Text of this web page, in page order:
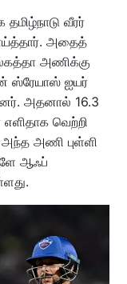
வீரர்
அதைத்
அணிக்கு
ஸ்ரேயாஸ் ஐயர்
அதனால் 16.3
வெற்றி
அந்த அணி புள்ளி
ஆஃப்